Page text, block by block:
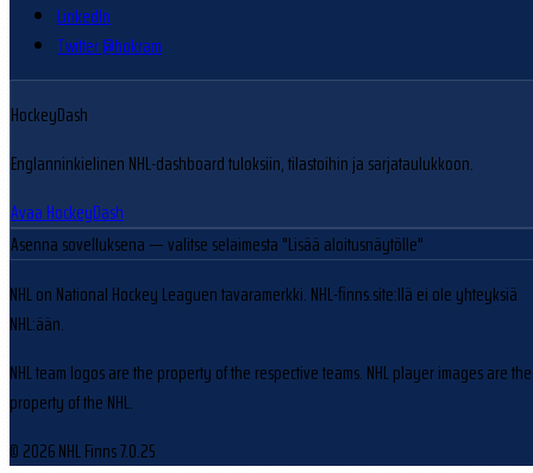
LinkedIn
Twitter @hokram
HockeyDash
Englanninkielinen NHL-dashboard tuloksiin, tilastoihin ja sarjataulukkoon.
Avaa HockeyDash
Asenna sovelluksena — valitse selaimesta "Lisää aloitusnäytölle"
NHL on National Hockey Leaguen tavaramerkki. NHL-finns.site:llä ei ole yhteyksiä
NHL:ään.
NHL team logos are the property of the respective teams. NHL player images are the
property of the NHL.
© 2026 NHL Finns7.0.25